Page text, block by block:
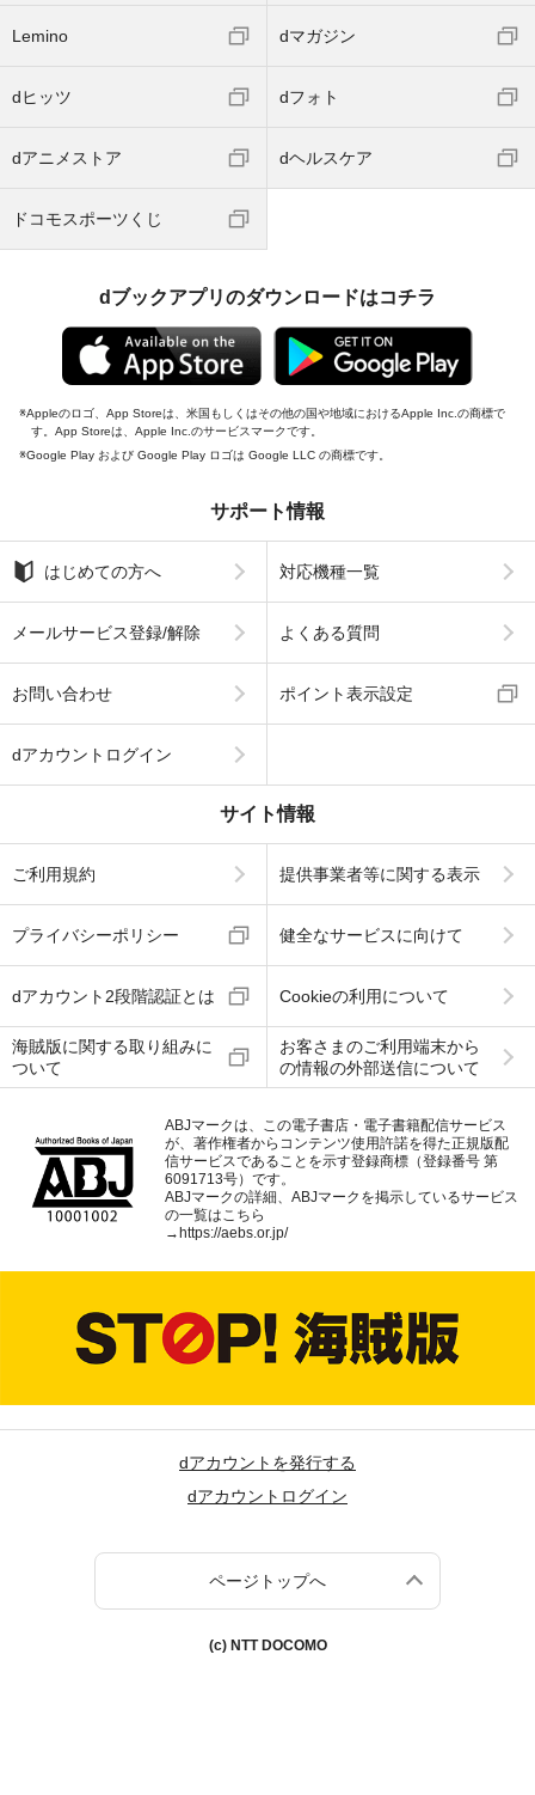
Lemino dマガジン
dヒッツ dフォト
dアニメストア dヘルスケア
ドコモスポーツくじ
dブックアプリのダウンロードはコチラ
Appleのロゴ、App Storeは、米国もしくはその他の国や地域におけるApple Inc.の商標で
す。App Storeは、Apple Inc.のサービスマークです。
Google Play および Google Play ロゴは Google LLC の商標です。
サポート情報
はじめての方へ 対応機種一覧
メールサービス登録/解除 よくある質問
お問い合わせ ポイント表示設定
dアカウントログイン
サイト情報
ご利用規約 提供事業者等に関する表示
プライバシーポリシー 健全なサービスに向けて
dアカウント2段階認証とは Cookieの利用について
海賊版に関する取り組みに
ついて
お客さまのご利用端末から
の情報の外部送信について
ABJマークは、この電子書店・電子書籍配信サービス
が、著作権者からコンテンツ使用許諾を得た正規版配
信サービスであることを示す登録商標（登録番号 第
6091713号）です。
ABJマークの詳細、ABJマークを掲示しているサービス
の一覧はこちら
→https://aebs.or.jp/
dアカウントを発行する
dアカウントログイン
ページトップへ
(c) NTT DOCOMO